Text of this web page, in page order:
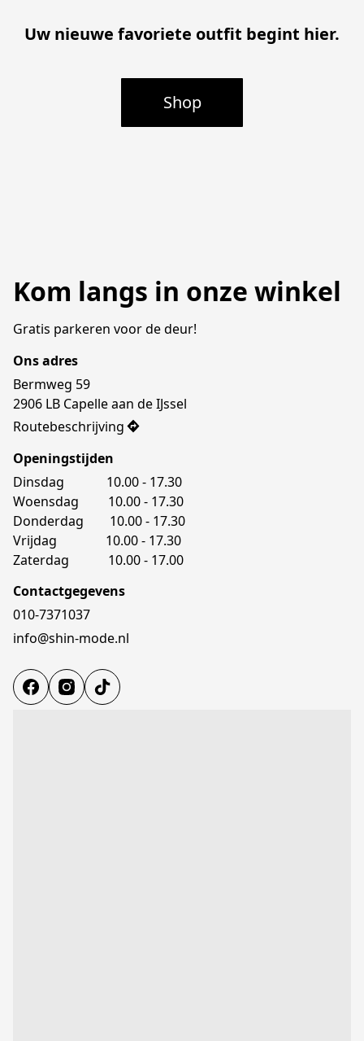
Uw nieuwe favoriete outfit begint hier.
Shop
Kom langs in onze winkel
Gratis parkeren voor de deur!
Ons adres
Bermweg 59
2906 LB Capelle aan de IJssel
Routebeschrijving
Openingstijden
Dinsdag             10.00 - 17.30
Woensdag         10.00 - 17.30
Donderdag        10.00 - 17.30
Vrijdag               10.00 - 17.30
Zaterdag            10.00 - 17.00
Contactgegevens
010-7371037
info@shin-mode.nl